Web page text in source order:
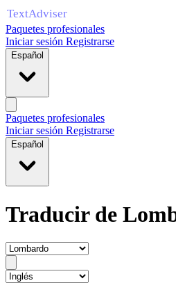
Paquetes profesionales
Iniciar sesión Registrarse
Español
Paquetes profesionales
Iniciar sesión Registrarse
Español
Traducir de